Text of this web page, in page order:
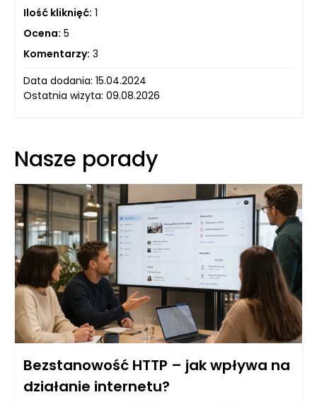
Ilość kliknięć: 1
Ocena: 5
Komentarzy: 3
Data dodania: 15.04.2024
Ostatnia wizyta: 09.08.2026
Nasze porady
Bezstanowość HTTP – jak wpływa na
działanie internetu?